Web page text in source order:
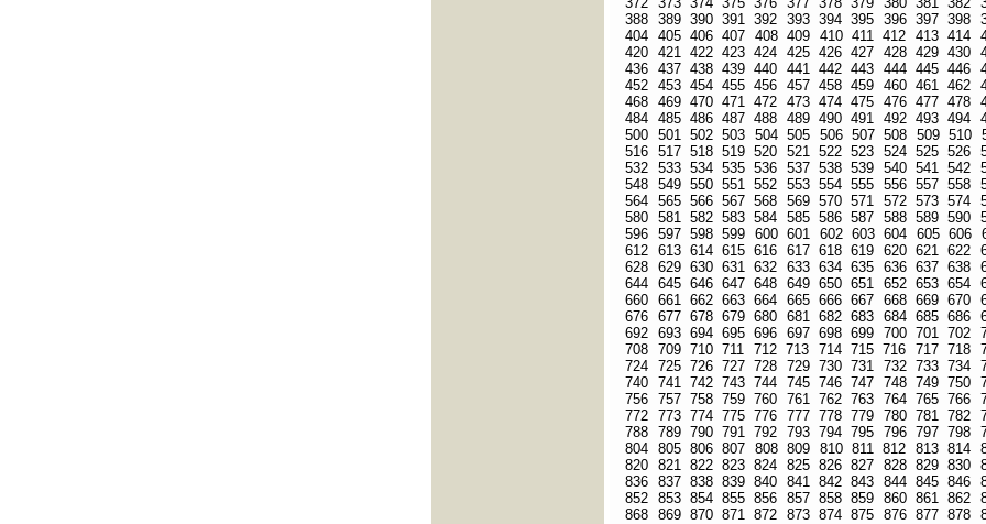
388 389 390 391 392 393 394 395 396 397 398
404 405 406 407 408 409 410 411 412 413 414
420 421 422 423 424 425 426 427 428 429 430
436 437 438 439 440 441 442 443 444 445 446
452 453 454 455 456 457 458 459 460 461 462
468 469 470 471 472 473 474 475 476 477 478
484 485 486 487 488 489 490 491 492 493 494
500 501 502 503 504 505 506 507 508 509 510
516 517 518 519 520 521 522 523 524 525 526
532 533 534 535 536 537 538 539 540 541 542
548 549 550 551 552 553 554 555 556 557 558
564 565 566 567 568 569 570 571 572 573 574
580 581 582 583 584 585 586 587 588 589 590
596 597 598 599 600 601 602 603 604 605 606
612 613 614 615 616 617 618 619 620 621 622
628 629 630 631 632 633 634 635 636 637 638
644 645 646 647 648 649 650 651 652 653 654
660 661 662 663 664 665 666 667 668 669 670
676 677 678 679 680 681 682 683 684 685 686
692 693 694 695 696 697 698 699 700 701 702
708 709 710 711 712 713 714 715 716 717 718
724 725 726 727 728 729 730 731 732 733 734
740 741 742 743 744 745 746 747 748 749 750
756 757 758 759 760 761 762 763 764 765 766
772 773 774 775 776 777 778 779 780 781 782
788 789 790 791 792 793 794 795 796 797 798
804 805 806 807 808 809 810 811 812 813 814
820 821 822 823 824 825 826 827 828 829 830
836 837 838 839 840 841 842 843 844 845 846
852 853 854 855 856 857 858 859 860 861 862
868 869 870 871 872 873 874 875 876 877 878